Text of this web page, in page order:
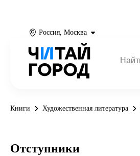
Россия, Москва
Книги Художественная литература
Отступники